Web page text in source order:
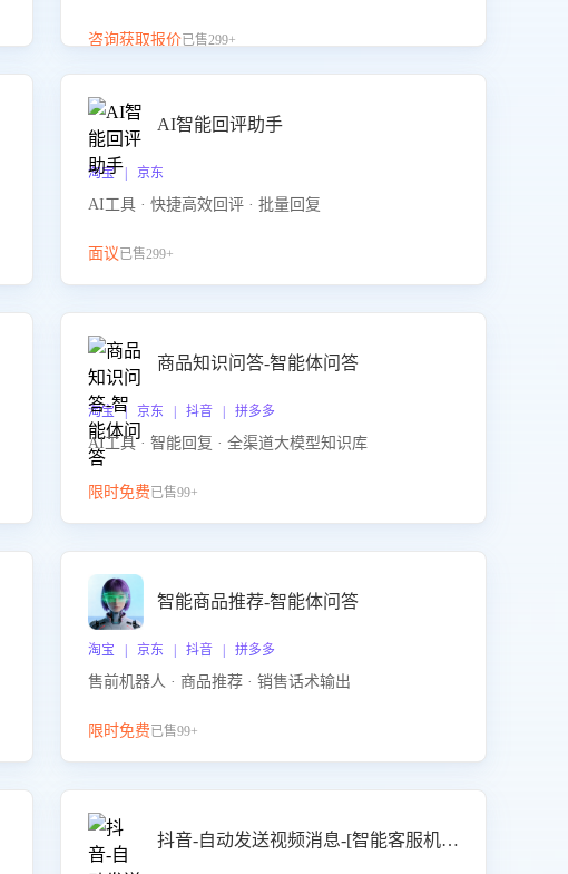
咨询获取报价已售299+
AI智能回评助手
淘宝 | 京东
AI工具 · 快捷高效回评 · 批量回复
面议已售299+
商品知识问答-智能体问答
淘宝 | 京东 | 抖音 | 拼多多
AI工具 · 智能回复 · 全渠道大模型知识库
限时免费已售99+
智能商品推荐-智能体问答
淘宝 | 京东 | 抖音 | 拼多多
售前机器人 · 商品推荐 · 销售话术输出
限时免费已售99+
抖音-自动发送视频消息-[智能客服机器人]